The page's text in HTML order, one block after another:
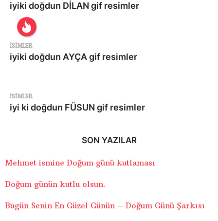
iyiki doğdun DİLAN gif resimler
ISIMLER
iyiki doğdun AYÇA gif resimler
ISIMLER
iyi ki doğdun FÜSUN gif resimler
SON YAZILAR
Mehmet ismine Doğum günü kutlaması
Doğum günün kutlu olsun.
Bugün Senin En Güzel Günün – Doğum Günü Şarkısı